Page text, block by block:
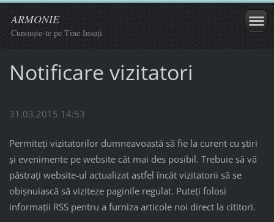
ARMONIE
Cunoaște-te pe Tine Insuți
Notificare vizitatori
31.03.2015 14:53
Permiteţi vizitatorilor dumneavoastă să fie la curent cu ştiri
şi evenimente pe website cât mai des posibil. Trebuie să vă
păstraţi website-ul actualizat astfel încât vizitatorii să se
obişnuiască să viziteze paginile regulat. Puteţi folosi
informaţii RSS pentru a furniza articole noi direct la cititori.